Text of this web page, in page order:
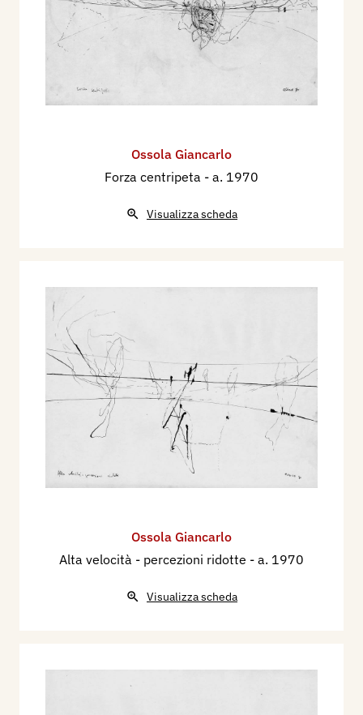
Ossola Giancarlo
Forza centripeta - a. 1970
Visualizza scheda
Ossola Giancarlo
Alta velocità - percezioni ridotte - a. 1970
Visualizza scheda